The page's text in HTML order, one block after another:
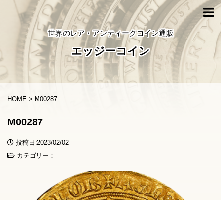
世界のレア・アンティークコイン通販
エッジーコイン
HOME > M00287
M00287
投稿日:2023/02/02
カテゴリー：